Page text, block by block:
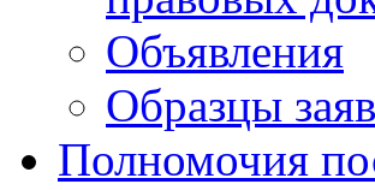
Объявления
Образцы
Полномочия